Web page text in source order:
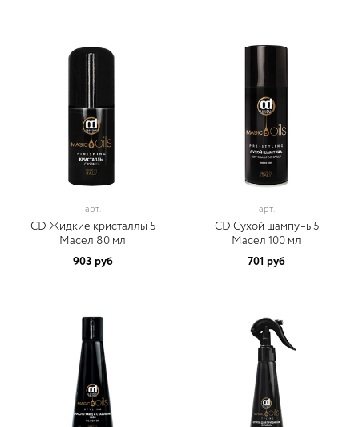
арт.
CD Жидкие кристаллы 5
Масел 80 мл
903 руб
арт.
CD Сухой шампунь 5
Масел 100 мл
701 руб